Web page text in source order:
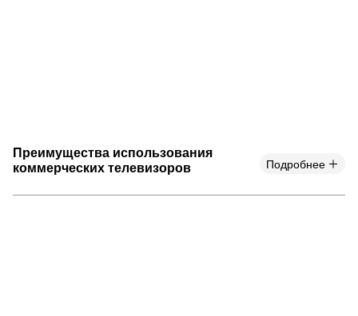
Преимущества использования
коммерческих телевизоров
Подробнее